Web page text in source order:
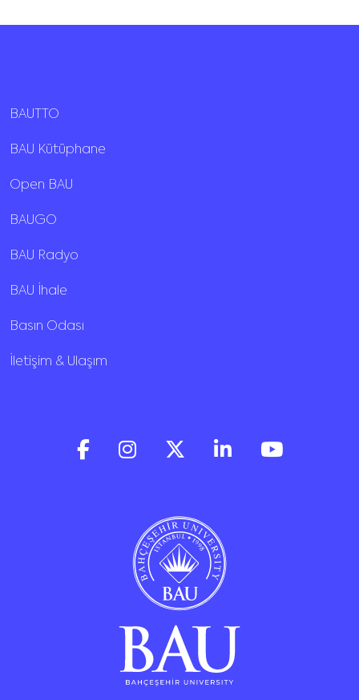
BAUTTO
BAU Kütüphane
Open BAU
BAUGO
BAU Radyo
BAU İhale
Basın Odası
İletişim & Ulaşım